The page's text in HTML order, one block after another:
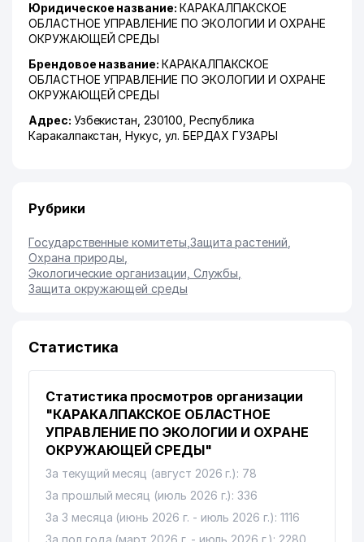
Юридическое название: КАРАКАЛПАКСКОЕ
ОБЛАСТНОЕ УПРАВЛЕНИЕ ПО ЭКОЛОГИИ И ОХРАНЕ
ОКРУЖАЮЩЕЙ СРЕДЫ
Брендовое название: КАРАКАЛПАКСКОЕ
ОБЛАСТНОЕ УПРАВЛЕНИЕ ПО ЭКОЛОГИИ И ОХРАНЕ
ОКРУЖАЮЩЕЙ СРЕДЫ
Адрес: Узбекистан, 230100, Республика
Каракалпакстан ,Нукус ул. БЕРДАХ ГУЗАРЫ
Рубрики
Государственные комитеты Защита растений
Охрана природы
Экологические организации, Службы
Защита окружающей среды
Статистика
Статистика просмотров организации
"КАРАКАЛПАКСКОЕ ОБЛАСТНОЕ
УПРАВЛЕНИЕ ПО ЭКОЛОГИИ И ОХРАНЕ
ОКРУЖАЮЩЕЙ СРЕДЫ"
За текущий месяц (август 2026 г.): 78
За прошлый месяц (июль 2026 г.): 336
За 3 месяца (июнь 2026 г. - июль 2026 г.): 1116
За пол года (март 2026 г. - июль 2026 г.): 2280